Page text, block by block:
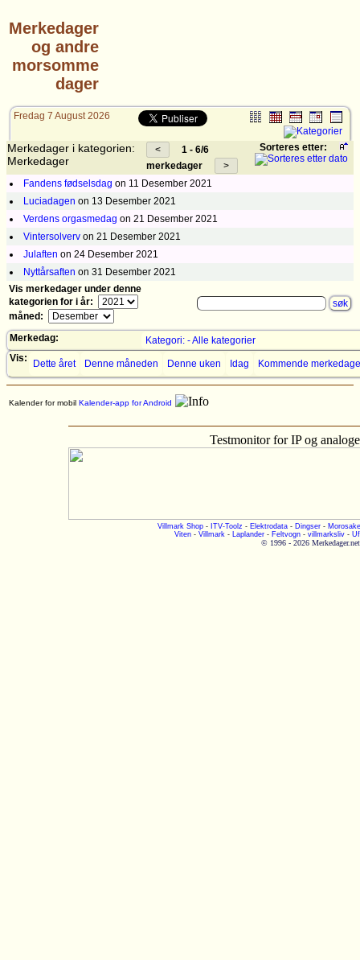
Merkedager
og andre
morsomme
dager
Fredag 7 August 2026
Merkedager i kategorien:
Merkedager
1 - 6/6
merkedager
Sorteres etter:
Fandens fødselsdag on 11 Desember 2021
Luciadagen on 13 Desember 2021
Verdens orgasmedag on 21 Desember 2021
Vintersolverv on 21 Desember 2021
Julaften on 24 Desember 2021
Nyttårsaften on 31 Desember 2021
Vis merkedager under denne
kategorien for i år:
måned:
Merkedag:
Kategori: - Alle kategorier
Vis:
Dette året Denne måneden Denne uken Idag Kommende
Kalender for mobil Kalender-app for Android
Testmonitor for IP og
Villmark Shop- ITV-Toolz - Elektrodata- Dingser-
Viten - Villmark - Laplander - Feltvogn - villmarksliv -
© 1996 - 2026 Merkedager.net